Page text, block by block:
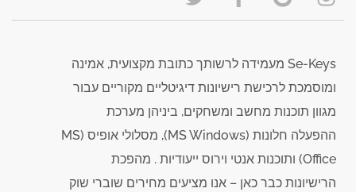
Se-Keys מעמידה לרשותך כתובת מקצועית, אמינה
ומוסמכת לרכישת רישיונות דיגיטליים מקוריים עבור
מגוון תוכנות מחשב ומשחקים, ביניהן מערכת
ההפעלה חלונות (MS Windows), מסלולי אופיס (MS
Office) ותוכנות אנטי וירוס ייעודיות . מהפכת
הרישיונות כבר כאן – אנו מציעים מחירים שוברי שוק